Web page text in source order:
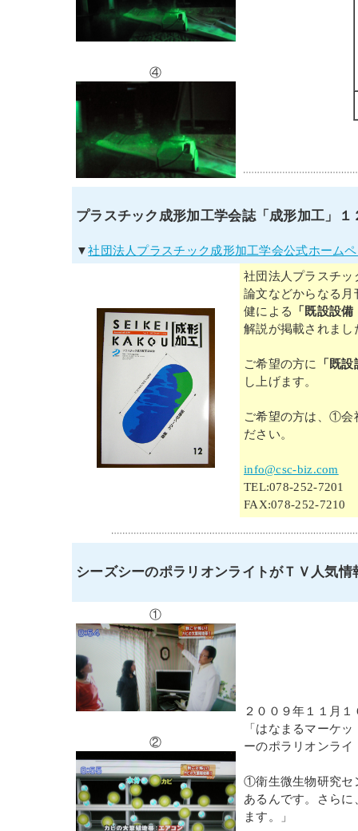
④
プラスチック成形加工学会誌「成形加工」
▼社団法人プラスチック成形加工学会公式ホーム
社団法人プラスチ
論文などからなる
健による
「既設設
解説が掲載されまし
ご希望の方に
「既
し上げます。
ご希望の方は、①
ださい。
info@csc-biz.com
TEL:078-252-7201
FAX:078-252-7210
シーズシーのポラリオンライトがＴＶ人気情
①
②
２００９年１１月
「はなまるマーケ
ーのポラリオンラ
①衛生微生物研究セ
あるんです。さら
ます。」